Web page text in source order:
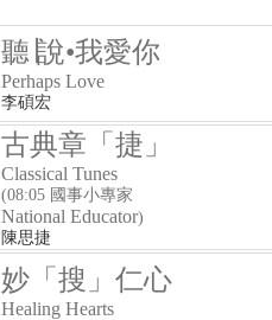
聽∣說•我愛你
Perhaps Love
李碩宏
古典章「捷」
Classical Tunes
(08:05 國事小專家
National Educator)
陳思捷
妙「搜」仁心
Healing Hearts